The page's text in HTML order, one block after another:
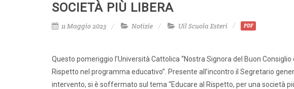
SOCIETÀ PIÙ LIBERA
11 Maggio 2023 Notizie Uil Scuola Esteri PDF
Questo pomeriggio l’Università Cattolica “Nostra Signora del Buon
Rispetto nel programma educativo”. Presente all’incontro il Segretario
intervento, si è soffermato sul tema “Educare al Rispetto, per una società